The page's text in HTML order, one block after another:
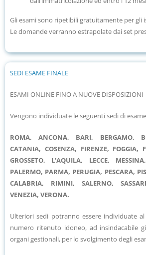
Gli esami sono ripetibili gratuitamente per gli
Le domande verranno estrapolate dai set
SEDI ESAME FINALE
ESAMI ONLINE FINO A NUOVE DISPOSIZIONI
Vengono individuate le seguenti sedi di
ROMA, ANCONA, BARI, BERGAMO,
CATANIA, COSENZA, FIRENZE, FOGGIA,
GROSSETO, L’AQUILA, LECCE,
PALERMO, PARMA, PERUGIA, PESCARA,
CALABRIA, RIMINI, SALERNO,
VENEZIA, VERONA.
Ulteriori sedi potranno essere individuate
numero ritenuto idoneo, ad insindacabile
organi gestionali, per lo svolgimento degli